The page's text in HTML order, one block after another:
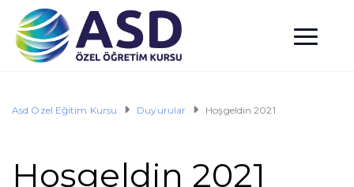
Asd Özel Eğitim Kursu Duyurular Hoşgeldin 2021
Hoşgeldin 2021